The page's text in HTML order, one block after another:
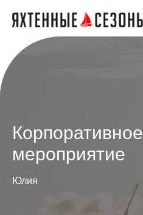
Корпоративное
мероприятие
Юлия